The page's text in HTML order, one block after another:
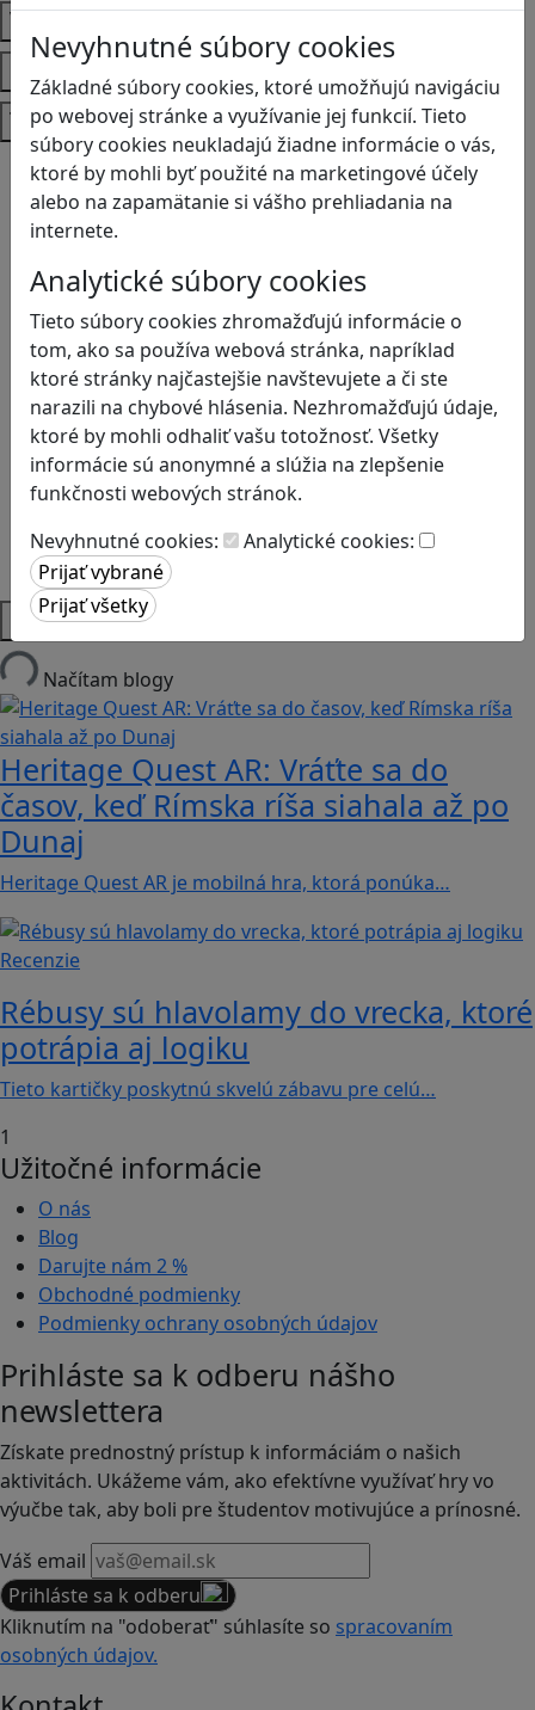
Nevyhnutné súbory cookies
Základné súbory cookies, ktoré umožňujú navigáciu
po webovej stránke a využívanie jej funkcií. Tieto
súbory cookies neukladajú žiadne informácie o vás,
ktoré by mohli byť použité na marketingové účely
alebo na zapamätanie si vášho prehliadania na
internete.
Analytické súbory cookies
Tieto súbory cookies zhromažďujú informácie o
tom, ako sa používa webová stránka, napríklad
ktoré stránky najčastejšie navštevujete a či ste
narazili na chybové hlásenia. Nezhromažďujú údaje,
ktoré by mohli odhaliť vašu totožnosť. Všetky
informácie sú anonymné a slúžia na zlepšenie
funkčnosti webových stránok.
Nevyhnutné cookies:
Analytické cookies:
Vek
Predmety
Témy
Bezpečnosť na internete
Čítanie s porozumením
Digitálna rovnováha
Globálne vzdelávanie
Kreativita
Kritické myslenie
Kyberšikana
Logické myslenie
Ľudské práva a tolerancia
Motorika a koncentrácia
Programovanie/Technika
Sociálne zručnosti a kooperácia
Strategické myslenie
Zdravie a pohyb
Platformy
Načítam blogy
Heritage Quest AR: Vráťte sa do
časov, keď Rímska ríša siahala až po
Dunaj
Heritage Quest AR je mobilná hra, ktorá ponúka…
Recenzie
Rébusy sú hlavolamy do vrecka, ktoré
potrápia aj logiku
Tieto kartičky poskytnú skvelú zábavu pre celú…
1
Užitočné informácie
O nás
Blog
Darujte nám 2 %
Obchodné podmienky
Podmienky ochrany osobných údajov
Prihláste sa k odberu nášho
newslettera
Získate prednostný prístup k informáciám o našich
aktivitách. Ukážeme vám, ako efektívne využívať hry vo
výučbe tak, aby boli pre študentov motivujúce a prínosné.
Váš email
Prihláste sa k odberu
Kliknutím na "odoberať" súhlasíte so spracovaním
osobných údajov.